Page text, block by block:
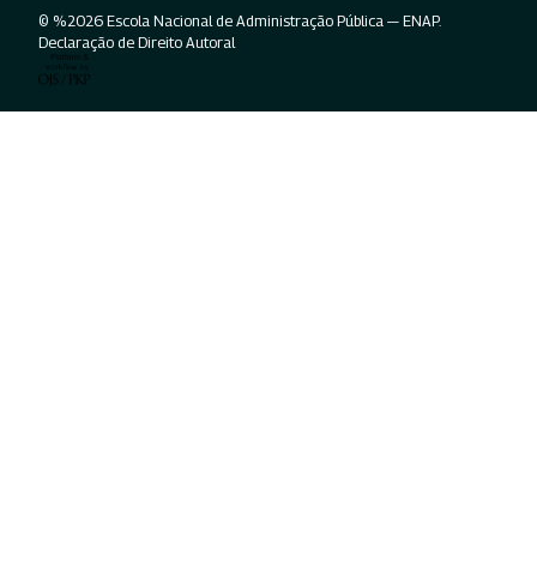
© %2026 Escola Nacional de Administração Pública — ENAP.
Declaração de Direito Autoral